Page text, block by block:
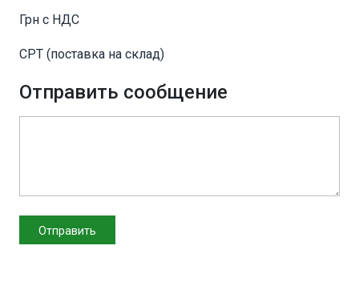
Грн с НДС
CPT (поставка на склад)
Отправить сообщение